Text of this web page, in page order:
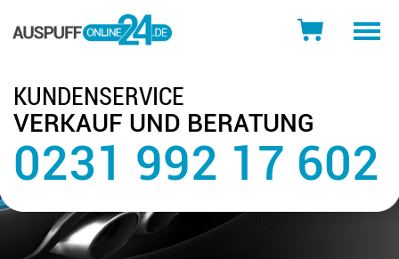
Toggle
KUNDENSERVICE
VERKAUF UND BERATUNG
0231 992 17 602